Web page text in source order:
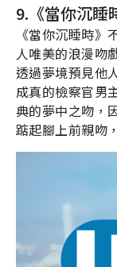
9.《當你沉睡
《當你沉睡時
人唯美的浪漫吻
透過夢境預見他
成真的檢察官男
典的夢中之吻，
踮起腳上前親吻